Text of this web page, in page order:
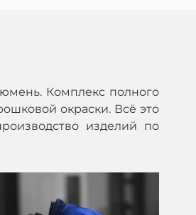
Комплекс полного
окраски. Всё это
изделий по